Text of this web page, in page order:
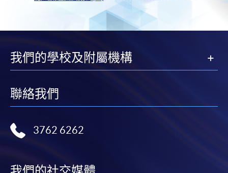
我們的學校及附屬機構
聯絡我們
3762 6262